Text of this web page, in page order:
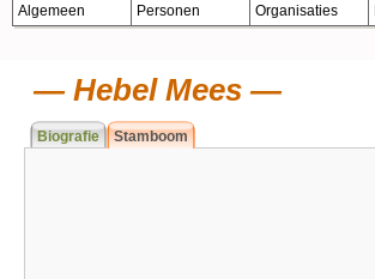
Algemeen Personen Organisaties
Hebel Mees
Biografie Stamboom